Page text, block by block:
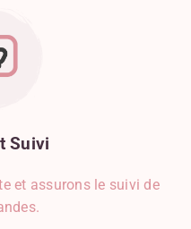
Suivi
et assurons le suivi de